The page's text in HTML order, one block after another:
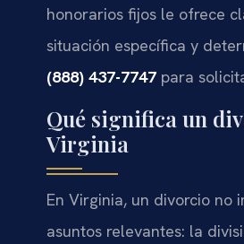
honorarios fijos le ofrece
situación específica y
(888) 437-7747 para
Qué significa un
Virginia
En Virginia, un divorcio no
asuntos relevantes: la